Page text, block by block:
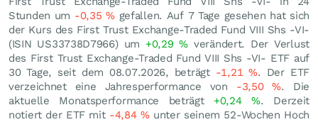
Stunden um -0,35%gefallen. Auf 7 Tage gesehen hat sich
der Kurs des First Trust Exchange-Traded Fund VIII Shs -VI-
(ISIN US33738D7966) um +0,29% verändert. Der Verlust
des First Trust Exchange-Traded Fund VIII Shs -VI- ETF auf
30 Tage, seit dem 08.07.2026, beträgt -1,21%. Der ETF
verzeichnet eine Jahresperformance von -3,50%. Die
aktuelle Monatsperformance beträgt +0,24%. Derzeit
notiert der ETF mit -4,84 %unter seinem 52-Wochen Hoch